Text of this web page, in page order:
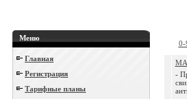
Меню
Главная
Регистрация
Тарифные планы
0-
-